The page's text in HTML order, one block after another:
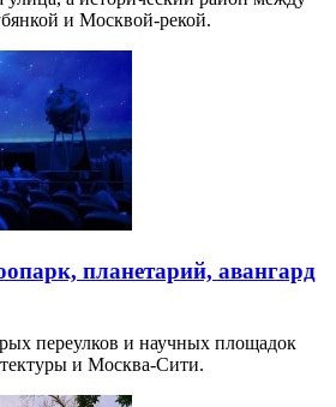
и Москвой-рекой.
планетарий, авангард
переулков и научных площадок
и Москва-Сити.